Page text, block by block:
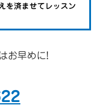
を済ませてレッスン
お早めに!